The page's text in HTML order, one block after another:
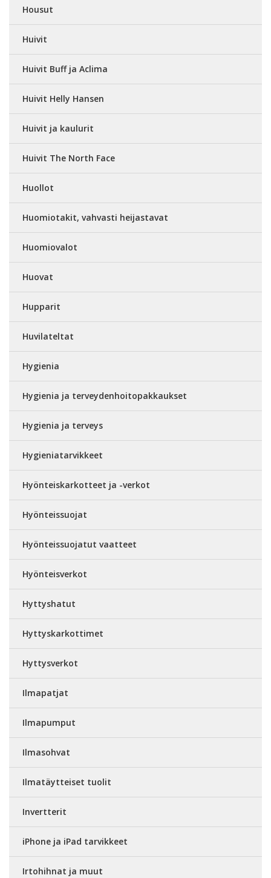
Housut
Huivit
Huivit Buff ja Aclima
Huivit Helly Hansen
Huivit ja kaulurit
Huivit The North Face
Huollot
Huomiotakit, vahvasti heijastavat
Huomiovalot
Huovat
Hupparit
Huvilateltat
Hygienia
Hygienia ja terveydenhoitopakkaukset
Hygienia ja terveys
Hygieniatarvikkeet
Hyönteiskarkotteet ja -verkot
Hyönteissuojat
Hyönteissuojatut vaatteet
Hyönteisverkot
Hyttyshatut
Hyttyskarkottimet
Hyttysverkot
Ilmapatjat
Ilmapumput
Ilmasohvat
Ilmatäytteiset tuolit
Invertterit
iPhone ja iPad tarvikkeet
Irtohihnat ja muut